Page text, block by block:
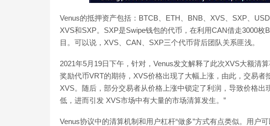
Venus的抵押资产包括：BTCB、ETH、BNB、XVS、SXP、
XVS和SXP。SXP是Swipe钱包的代币，在利用CAN借走3000
目。可以说，XVS、CAN、SXP三个代币背后团队关系匪浅。
2021年5月19日下午，针对，Venus发文解释了此次XVS大额清
奖励代币VRT的期待，XVS价格出现了大幅上涨，由此，交易
XVS。随后，部分交易者从价格上涨中锁定了利润，导致价格
低，进而引发 XVS市场中有大量的市场清算发生。”
Venus协议中的清算机制和用户杠杆“做多”方式有点类似。用户